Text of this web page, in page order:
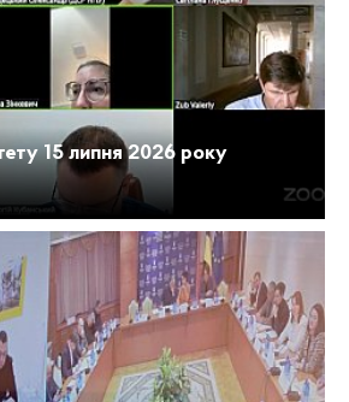
15 липня 2026 року